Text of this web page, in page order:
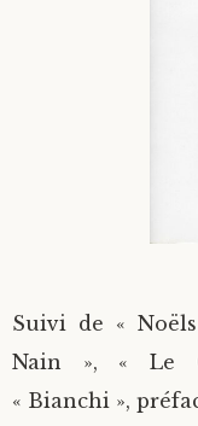
Langues
Suivi de «
Nain », « Le
« Bianchi »,